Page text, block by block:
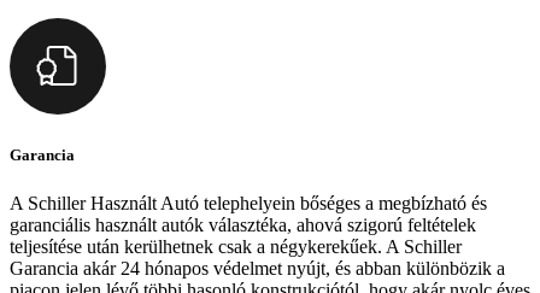
Garancia
A Schiller Használt Autó telephelyein bőséges a megbízható és
garanciális használt autók választéka, ahová szigorú feltételek
teljesítése után kerülhetnek csak a négykerekűek. A Schiller
Garancia akár 24 hónapos védelmet nyújt, és abban különbözik a